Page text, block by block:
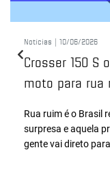
Notícias | 10/06/2026
Crosser 150 S
moto para rua
Rua ruim é o Brasil
surpresa e aquela
gente vai direto